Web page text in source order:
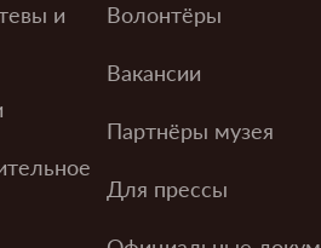
и Волонтёры
Вакансии
Партнёры музея
Для прессы